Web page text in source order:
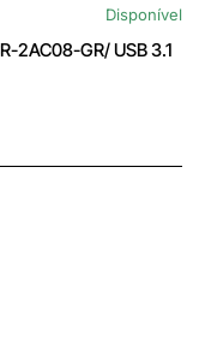
Disponível
2AC08-GR/ USB 3.1